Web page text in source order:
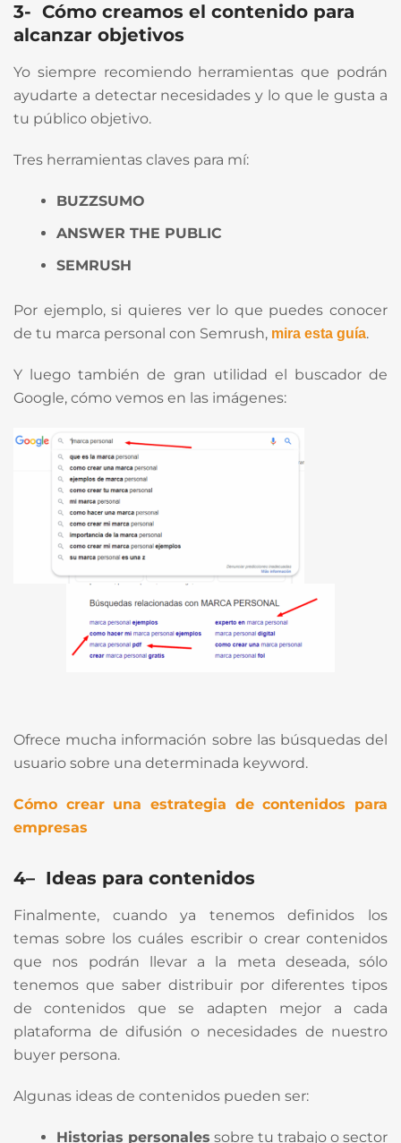
3- Cómo creamos el contenido para
alcanzar objetivos
Yo siempre recomiendo herramientas que podrán
ayudarte a detectar necesidades y lo que le gusta a
tu público objetivo.
Tres herramientas claves para mí:
BUZZSUMO
ANSWER THE PUBLIC
SEMRUSH
Por ejemplo, si quieres ver lo que puedes conocer
de tu marca personal con Semrush, mira esta guía.
Y luego también de gran utilidad el buscador de
Google, cómo vemos en las imágenes:
Ofrece mucha información sobre las búsquedas del
usuario sobre una determinada keyword.
Cómo crear una estrategia de contenidos para
empresas
4– Ideas para contenidos
Finalmente, cuando ya tenemos definidos los
temas sobre los cuáles escribir o crear contenidos
que nos podrán llevar a la meta deseada, sólo
tenemos que saber distribuir por diferentes tipos
de contenidos que se adapten mejor a cada
plataforma de difusión o necesidades de nuestro
buyer persona.
Algunas ideas de contenidos pueden ser:
Historias personales sobre tu trabajo o sector